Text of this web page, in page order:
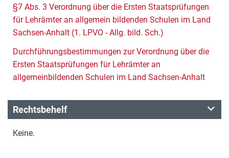
§7 Abs. 3 Verordnung über die Ersten Staatsprüfungen
für Lehrämter an allgemein bildenden Schulen im Land
Sachsen-Anhalt (1. LPVO - Allg. bild. Sch.)
Durchführungsbestimmungen zur Verordnung über die
Ersten Staatsprüfungen für Lehrämter an
allgemeinbildenden Schulen im Land Sachsen-Anhalt
Rechtsbehelf
Keine.